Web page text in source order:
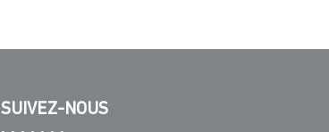
SUIVEZ-NOUS